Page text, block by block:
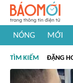
NÓNG MỚI
#Khám phá thế giới
TÌM KIẾM ĐẶNG